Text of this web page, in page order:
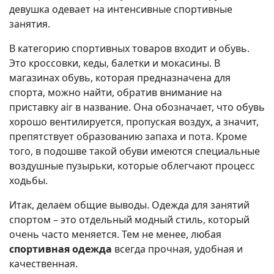
девушка одевает на интенсивные спортивные
занятия.
В категорию спортивных товаров входит и обувь.
Это кроссовки, кеды, балетки и мокасины. В
магазинах обувь, которая предназначена для
спорта, можно найти, обратив внимание на
приставку air в название. Она обозначает, что обувь
хорошо вентилируется, пропуская воздух, а значит,
препятствует образованию запаха и пота. Кроме
того, в подошве такой обуви имеются специальные
воздушные пузырьки, которые облегчают процесс
ходьбы.
Итак, делаем общие выводы. Одежда для занятий
спортом – это отдельный модный стиль, который
очень часто меняется. Тем не менее, любая
спортивная одежда всегда прочная, удобная и
качественная.